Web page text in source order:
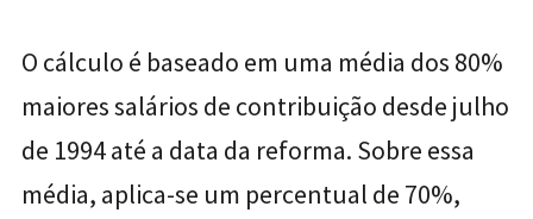
O cálculo é baseado em uma média dos 80%
maiores salários de contribuição desde julho
de 1994 até a data da reforma. Sobre essa
média, aplica-se um percentual de 70%,